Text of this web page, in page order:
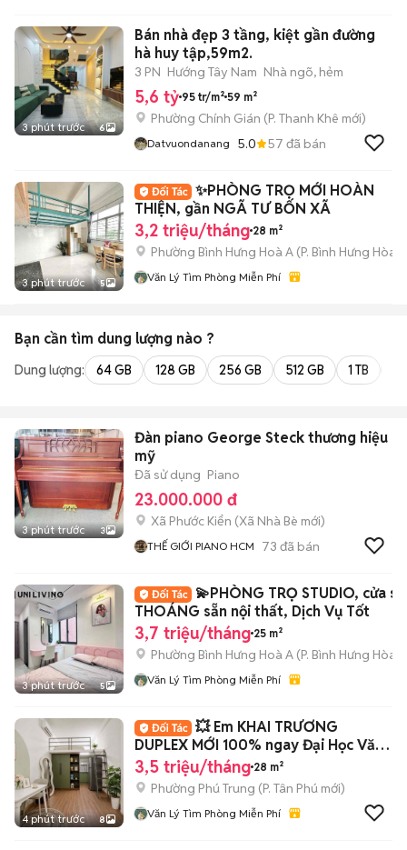
CHUNG CƯ - NHÀ Ở
3 phút trước 6
Bán nhà đẹp 3 tầng, kiệt gần đường
hà huy tập,59m2.
3 PN Hướng Tây Nam Nhà ngõ, hẻm
5,6 tỷ 95 tr/m² 59 m²
Phường Chính Gián (P. Thanh Khê mới)
Datvuondanang 5.0 57 đã bán
3 phút trước 5
✨PHÒNG TRỌ MỚI HOÀN
THIỆN, gần NGÃ TƯ BỐN XÃ
3,2 triệu/tháng 28 m²
Phường Bình Hưng Hoà A (P. Bình Hưng Hòa
Văn Lý Tìm Phòng Miễn Phí
Bạn cần tìm dung lượng nào ?
Dung lượng: 64 GB 128 GB 256 GB 512 GB 1 TB
3 phút trước 3
Đàn piano George Steck thương hiệu
mỹ
Đã sử dụng Piano
23.000.000 đ
Xã Phước Kiển (Xã Nhà Bè mới)
THẾ GIỚI PIANO HCM 73 đã bán
3 phút trước 5
💫PHÒNG TRỌ STUDIO, cửa sổ
THOÁNG sẵn nội thất, Dịch Vụ Tốt
3,7 triệu/tháng 25 m²
Phường Bình Hưng Hoà A (P. Bình Hưng Hòa
Văn Lý Tìm Phòng Miễn Phí
4 phút trước 8
💥 Em KHAI TRƯƠNG
DUPLEX MỚI 100% ngay Đại Học Văn
Hiến
3,5 triệu/tháng 28 m²
Phường Phú Trung (P. Tân Phú mới)
Văn Lý Tìm Phòng Miễn Phí